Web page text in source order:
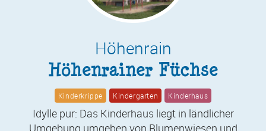
Höhenrain
Höhenrainer Füchse
Kinderkrippe Kindergarten Kinderhaus
Idylle pur: Das Kinderhaus liegt in ländlicher
Umgebung umgeben von Blumenwiesen und